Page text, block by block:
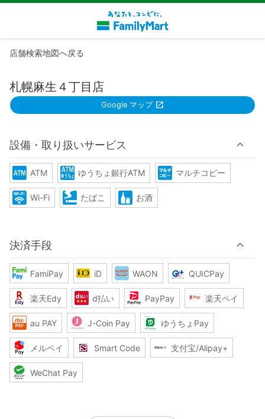
店舗検索地図へ戻る
札幌麻生４丁目店
Google マップ
設備・取り扱いサービス
ATM ゆうちょ銀行ATM マルチコピー
Wi-Fi たばこ お酒
決済手段
FamiPay iD WAON QUICPay
楽天Edy d払い PayPay 楽天ペイ
au PAY J-Coin Pay ゆうちょPay
メルペイ Smart Code 支付宝/Alipay+
WeChat Pay